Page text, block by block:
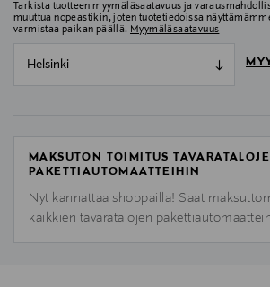
Tarkista tuotteen myymäläsaatavuus ja
muuttua nopeastikin, joten tuotetiedoissa
varmistaa paikan päällä. Myymäläsaatavuus
Helsinki
MAKSUTON TOIMITUS
PAKETTIAUTOMAATTEIHIN
Nyt kannattaa shoppailla! Saat
kaikkien tavaratalojen